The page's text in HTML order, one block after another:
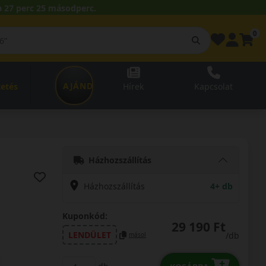
27 perc 24 másodperc.
AJÁNDÉKUTALVÁNY
Házhozszállítás
Házhozszállítás 4+ db
Kuponkód:
LENDÜLET
másol 29 190 Ft
/db